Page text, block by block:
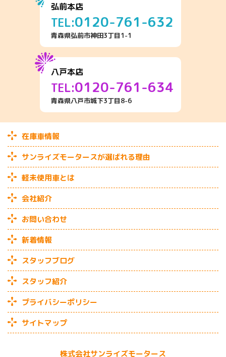
弘前本店
TEL:0120-761-632
青森県弘前市神田3丁目1-1
八戸本店
TEL:0120-761-634
青森県八戸市城下3丁目8-6
在庫車情報
サンライズモータースが選ばれる理由
軽未使用車とは
会社紹介
お問い合わせ
新着情報
スタッフブログ
スタッフ紹介
プライバシーポリシー
サイトマップ
株式会社サンライズモータース